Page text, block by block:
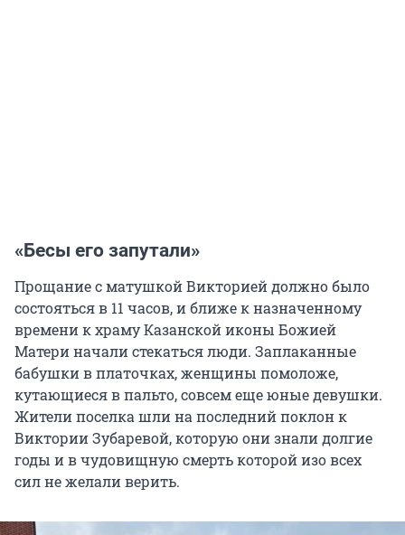
«Бесы его запутали»
Прощание с матушкой Викторией должно было
состояться в 11 часов, и ближе к назначенному
времени к храму Казанской иконы Божией
Матери начали стекаться люди. Заплаканные
бабушки в платочках, женщины помоложе,
кутающиеся в пальто, совсем еще юные девушки.
Жители поселка шли на последний поклон к
Виктории Зубаревой, которую они знали долгие
годы и в чудовищную смерть которой изо всех
сил не желали верить.